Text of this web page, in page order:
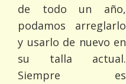
de todo un año,
podamos arreglarlo
y usarlo de nuevo en
su talla actual.
Siempre es